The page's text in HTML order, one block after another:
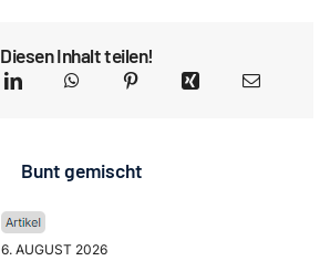
Diesen Inhalt teilen!
Bunt gemischt
6. AUGUST 2026